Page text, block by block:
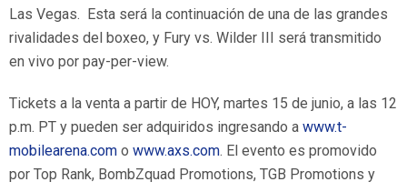
Las Vegas. Esta será la continuación de una de las grandes
rivalidades del boxeo, y Fury vs. Wilder III será transmitido
en vivo por pay-per-view.
Tickets a la venta a partir de HOY, martes 15 de junio, a las 12
p.m. PT y pueden ser adquiridos ingresando a www.t-
mobilearena.com o www.axs.com. El evento es promovido
por Top Rank, BombZquad Promotions, TGB Promotions y